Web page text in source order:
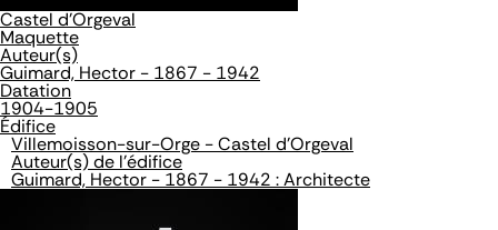
Castel d'Orgeval
Maquette
Auteur(s)
Guimard, Hector - 1867 - 1942
Datation
1904-1905
Édifice
Villemoisson-sur-Orge - Castel d'Orgeval
Auteur(s) de l'édifice
Guimard, Hector - 1867 - 1942 : Architecte